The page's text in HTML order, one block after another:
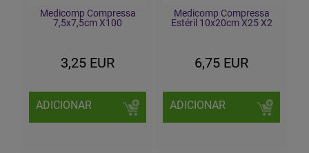
Medicomp Compressa
7,5x7,5cm X100
3,25 EUR
ADICIONAR
Medicomp Compressa
Estéril 10x20cm X25 X2
6,75 EUR
ADICIONAR